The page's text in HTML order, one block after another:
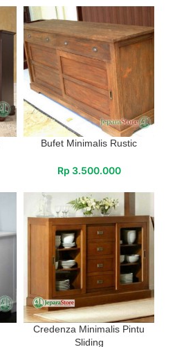
Bufet Minimalis Rustic
Rp 3.500.000
Credenza Minimalis Pintu
Sliding